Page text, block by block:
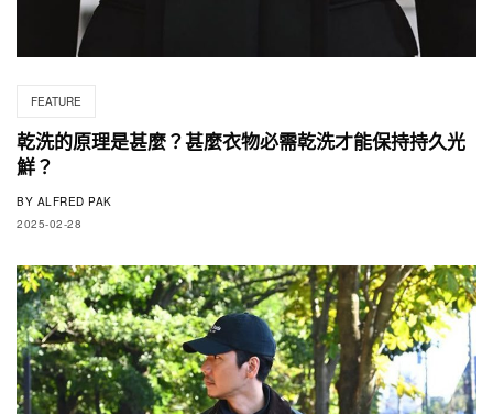
FEATURE
乾洗的原理是甚麼？甚麼衣物必需乾洗才能保持持久光
鮮？
BY ALFRED PAK
2025-02-28